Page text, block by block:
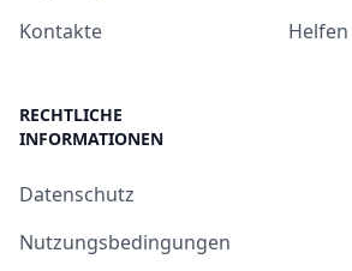
Kontakte
Helfen
RECHTLICHE
INFORMATIONEN
Datenschutz
Nutzungsbedingungen